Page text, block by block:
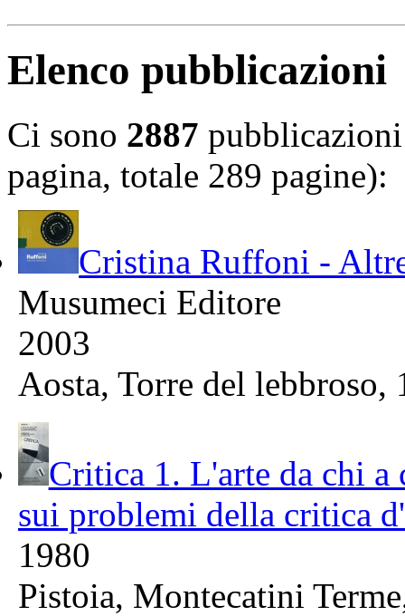
Elenco pubblicazioni
Ci sono 2887
pagina, totale 289 pagine):
Cristina Ruffoni -
Musumeci Editore
2003
Aosta, Torre del
Critica 1. L'arte da chi
sui problemi della critica
1980
Pistoia, Montecatini